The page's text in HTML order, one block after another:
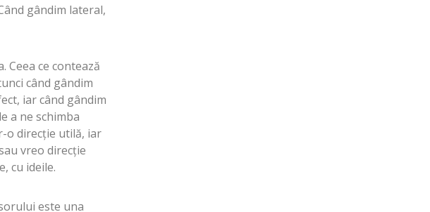
gândim lateral,
Ceea ce contează
când gândim
iar când gândim
a ne schimba
o direcție utilă, iar
vreo direcție
cu ideile.
este una